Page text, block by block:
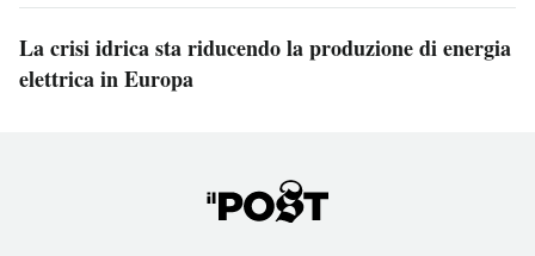
La crisi idrica sta riducendo la produzione di energia
elettrica in Europa